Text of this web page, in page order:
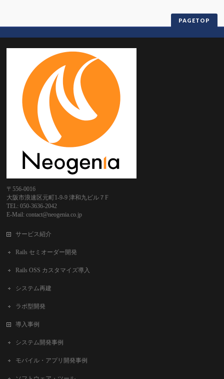
PAGETOP
〒556-0016
大阪市浪速区元町1-9-9 津和九ビル７F
TEL: 050-3636-2042
E-Mail: contact@neogenia.co.jp
サービス紹介
Rails セミオーダー開発
Rails OSS カスタマイズ導入
システム再建
ラボ型開発
導入事例
システム開発事例
モバイル・アプリ開発事例